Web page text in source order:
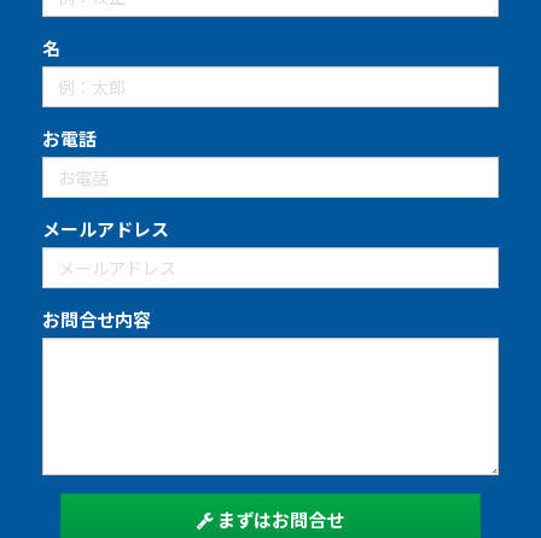
名
お電話
メールアドレス
お問合せ内容
まずはお問合せ